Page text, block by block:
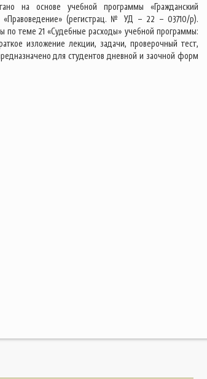
на основе учебной программы «Гражданский
«Правоведение» (регистрац. № УД – 22 – 03710/р).
по теме 21 «Судебные расходы» учебной программы:
изложение лекции, задачи, проверочный тест,
для студентов дневной и заочной форм